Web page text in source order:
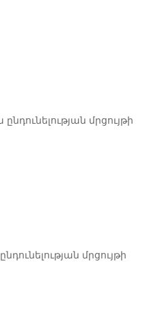
մրցույթի
մրցույթի